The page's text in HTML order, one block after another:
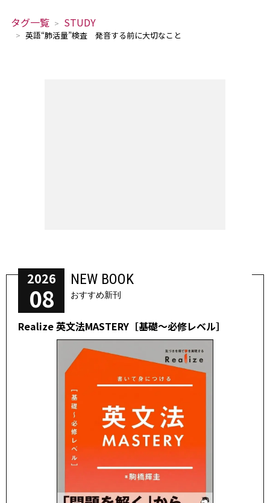
タグ一覧 STUDY
英語“肺活量”検査 発音する前に大切なこと
2026
08
NEW BOOK
おすすめ新刊
Realize 英文法MASTERY［基礎～必修レベル］